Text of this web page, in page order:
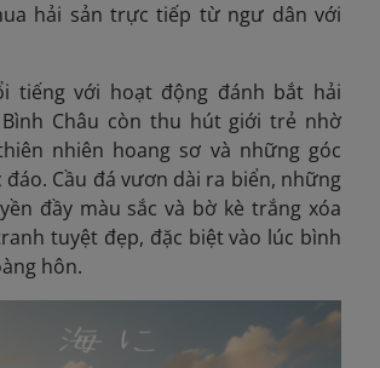
hải sản trực tiếp từ ngư dân với
tiếng với hoạt động đánh bắt hải
Bình Châu còn thu hút giới trẻ nhờ
nhiên hoang sơ và những góc
đáo. Cầu đá vươn dài ra biển, những
đầy màu sắc và bờ kè trắng xóa
tuyệt đẹp, đặc biệt vào lúc bình
hôn.